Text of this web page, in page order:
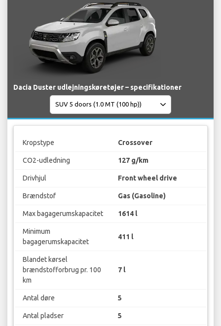
Dacia Duster udlejningskøretøjer – specifikationer
Kropstype Crossover
CO2-udledning 127 g/km
Drivhjul Front wheel drive
Brændstof Gas (Gasoline)
Max bagagerumskapacitet 1614 l
Minimum
bagagerumskapacitet
411 l
Blandet kørsel
brændstofforbrug pr. 100
km
7 l
Antal døre 5
Antal pladser 5